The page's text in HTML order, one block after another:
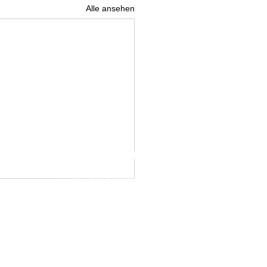
Alle ansehen
DATENSCHUTZ
E-Mai:info@weinelf.de